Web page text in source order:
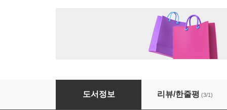
무사히 어른이 될 수 있을까
도서정보 리뷰/한줄평 (3/1)